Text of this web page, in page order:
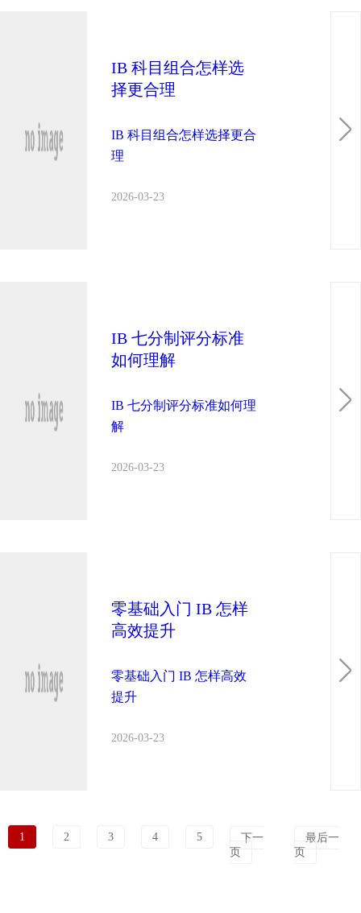
IB 科目组合怎样选
择更合理
IB 科目组合怎样选择更合
理
2026-03-23
IB 七分制评分标准
如何理解
IB 七分制评分标准如何理
解
2026-03-23
零基础入门 IB 怎样
高效提升
零基础入门 IB 怎样高效
提升
2026-03-23
1 2 3 4 5
下一
页
最后一
页